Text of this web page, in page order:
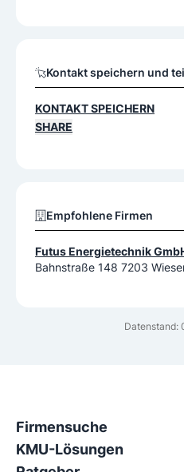
Datenstand:
Kontakt speichern und
KONTAKT SPEICHERN
SHARE
Empfohlene Firmen
Futus Energietechnik
Bahnstraße 148 7203
Firmensuche
KMU-Lösungen